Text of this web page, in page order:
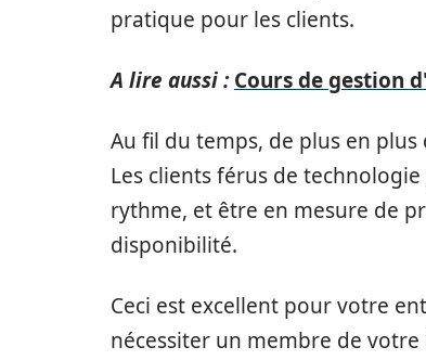
pratique pour les clients.
A lire aussi : Cours de gestion
Au fil du temps, de plus en
Les clients férus de
rythme, et être en mesure de
disponibilité.
Ceci est excellent pour votre
nécessiter un membre de